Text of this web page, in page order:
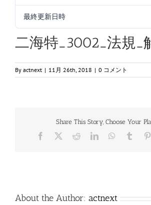
最終更新日時
二海特_3002_法規_
By actnext | 11月 26th, 2018 | 0 コメント
Share This Story, Choose Your
Facebook RedditLinkedInWhatsApp
About the Author: actnext